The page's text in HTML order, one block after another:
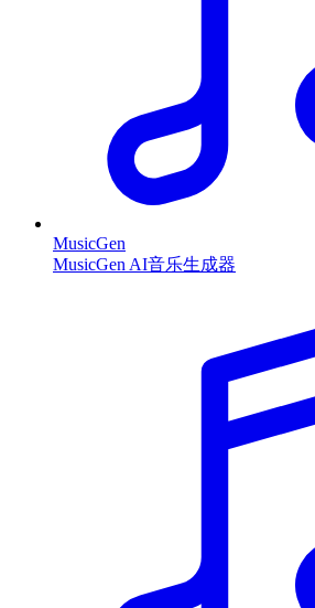
MusicGen
MusicGen AI音乐生成器